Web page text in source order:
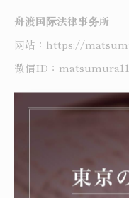
舟渡国际法律事务所
网站：https://
微信ID：
住所 : 東京都豊島区
電話番号 :050-7587-